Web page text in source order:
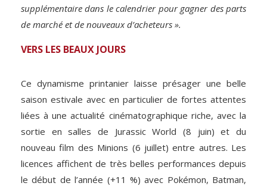
supplémentaire dans le calendrier pour gagner des parts
de marché et de nouveaux d’acheteurs ».
VERS LES BEAUX JOURS
Ce dynamisme printanier laisse présager une belle
saison estivale avec en particulier de fortes attentes
liées à une actualité cinématographique riche, avec la
sortie en salles de Jurassic World (8 juin) et du
nouveau film des Minions (6 juillet) entre autres. Les
licences affichent de très belles performances depuis
le début de l’année (+11 %) avec Pokémon, Batman,